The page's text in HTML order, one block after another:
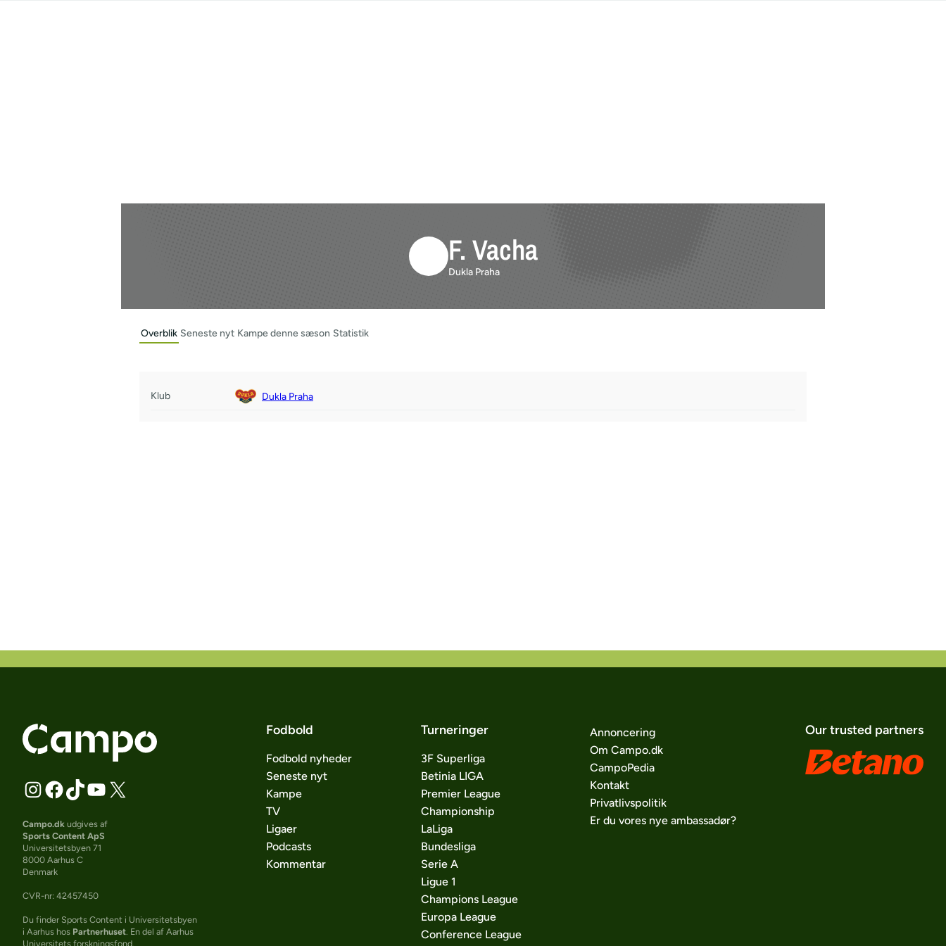
F. Vacha
Dukla Praha
Overblik Seneste nyt Kampe denne sæson Statistik
Klub Dukla Praha
Campo.dk udgives af
Sports Content ApS
Universitetsbyen 71
8000 Aarhus C
Denmark
CVR-nr: 42457450
Du finder Sports Content i Universitetsbyen
i Aarhus hos Partnerhuset . En del af Aarhus
Universitets forskningsfond.
Fodbold
Fodbold nyheder
Seneste nyt
Kampe
TV
Ligaer
Podcasts
Kommentar
Turneringer
3F Superliga
Betinia LIGA
Premier League
Championship
LaLiga
Bundesliga
Serie A
Ligue 1
Champions League
Europa League
Conference League
Annoncering
Om Campo.dk
CampoPedia
Kontakt
Privatlivspolitik
Er du vores nye ambassadør?
Our trusted partners